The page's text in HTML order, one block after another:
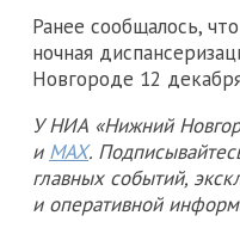
Ранее сообщалось,
ночная
Новгороде 12
У НИА «Нижний
и MAX.
главных событий,
и оперативной